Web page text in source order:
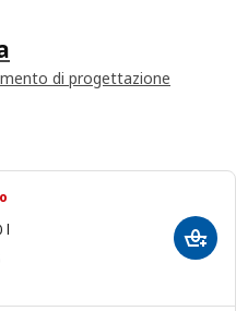
di progettazione
l